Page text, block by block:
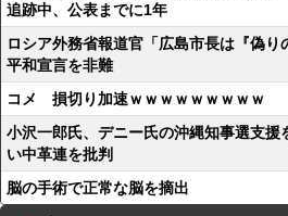
追跡中、公表までに1年
ロシア外務省報道官「広島市長は『偽
平和宣言を非難
コメ 損切り加速ｗｗｗｗｗｗｗｗｗ
小沢一郎氏、デニー氏の沖縄知事選支援
い中革連を批判
脳の手術で正常な脳を摘出